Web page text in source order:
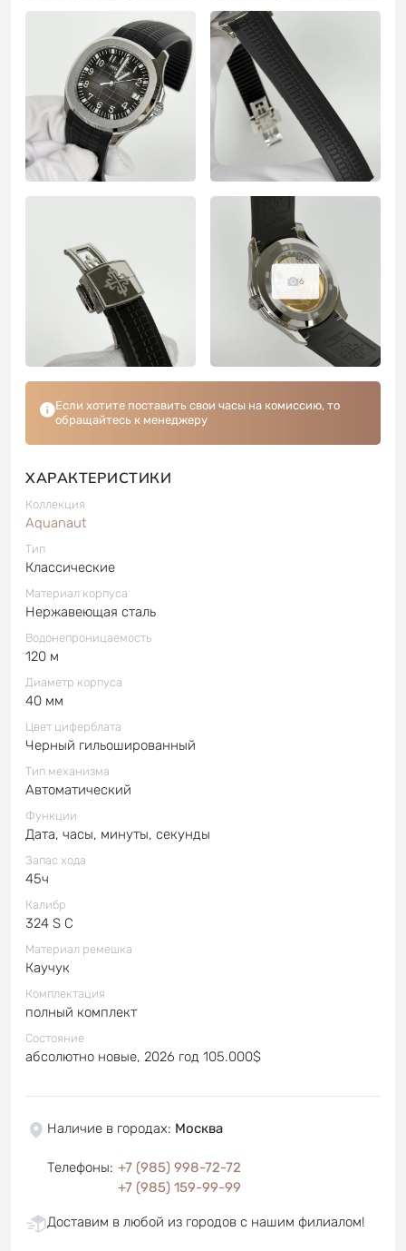
6
Если хотите поставить свои часы на комиссию, то
обращайтесь к менеджеру
ХАРАКТЕРИСТИКИ
Коллекция
Aquanaut
Тип
Классические
Материал корпуса
Нержавеющая сталь
Водонепроницаемость
120 м
Диаметр корпуса
40 мм
Цвет циферблата
Черный гильошированный
Тип механизма
Автоматический
Функции
Дата, часы, минуты, секунды
Запас хода
45ч
Калибр
324 S C
Материал ремешка
Каучук
Комплектация
полный комплект
Состояние
абсолютно новые, 2026 год 105.000$
Наличие в городах: Москва
Телефоны: +7 (985) 998-72-72
+7 (985) 159-99-99
Доставим в любой из городов с нашим филиалом!